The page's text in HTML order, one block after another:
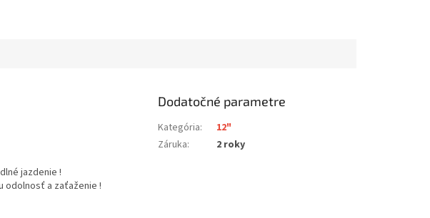
jazdenie !
odolnosť a zaťaženie !
Dodatočné parametre
Kategória:
12"
Záruka: 2 roky